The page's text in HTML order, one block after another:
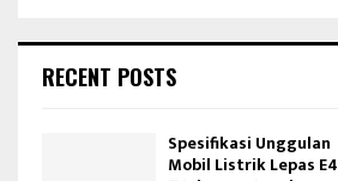
RECENT POSTS
Spesifikasi Unggulan
Mobil Listrik Lepas E4